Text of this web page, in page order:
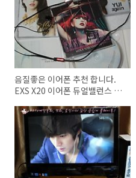
음질좋은 이어폰 추천 합니다.
EXS X20 이어폰 듀얼밸런스 -